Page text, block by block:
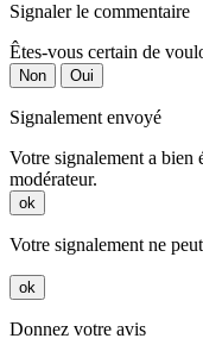
Signaler le commentaire
Êtes-vous certain de
Non Oui
Signalement envoyé
Votre signalement a bien
modérateur.
ok
Votre signalement ne
ok
Donnez votre avis